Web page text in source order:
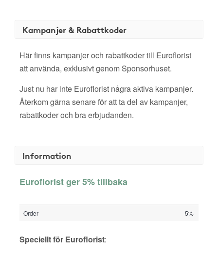
Kampanjer & Rabattkoder
Här finns kampanjer och rabattkoder till Euroflorist
att använda, exklusivt genom Sponsorhuset.
Just nu har inte Euroflorist några aktiva kampanjer.
Återkom gärna senare för att ta del av kampanjer,
rabattkoder och bra erbjudanden.
Information
Euroflorist ger 5% tillbaka
Order 5%
Speciellt för Euroflorist: